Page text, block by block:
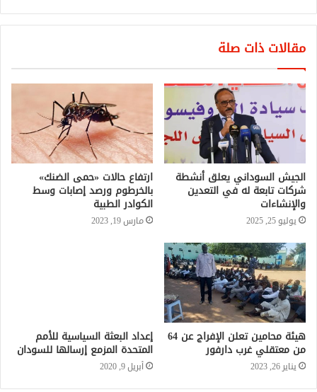
مقالات ذات صلة
الجيش السوداني يعلق أنشطة
شركات تابعة له في التعدين
والإنشاءات
يوليو 25, 2025
ارتفاع حالات «حمى الضنك»
بالخرطوم ورصد إصابات وسط
الكوادر الطبية
مارس 19, 2023
هيئة محامين تعلن الإفراج عن 64
من معتقلي غرب دارفور
يناير 26, 2023
إعداد البعثة السياسية للأمم
المتحدة المزمع إرسالها للسودان
أبريل 9, 2020